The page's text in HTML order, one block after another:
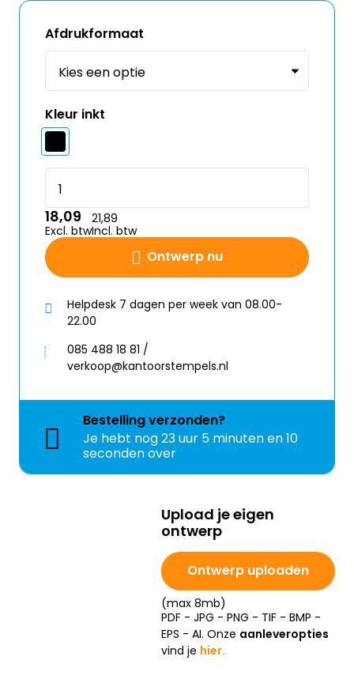
Afdrukformaat
Kleur inkt
Ontwerp nu
18,09
Excl. btw
21,89
Incl. btw
Helpdesk 7 dagen per week van 08.00-
22.00
085 488 18 81 /
verkoop@kantoorstempels.nl
Bestellingverzonden?
Je hebt nog23 uur 5 minuten en 10
seconden over
Upload je eigen
ontwerp
Ontwerp uploaden
(max 8mb)
PDF - JPG - PNG - TIF - BMP -
EPS - AI. Onze aanleveropties
vind je hier.